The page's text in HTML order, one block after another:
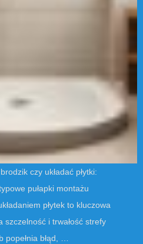
czy układać płytki:
pułapki montażu
płytek to kluczowa
szczelność i trwałość strefy
popełnia błąd, …